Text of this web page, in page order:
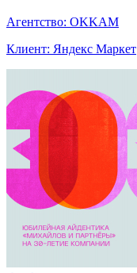
Агентство: OKKAM
Клиент: Яндекс Маркет